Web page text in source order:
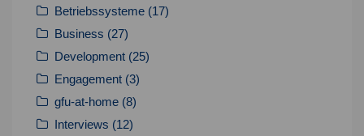
Betriebssysteme (17)
Business (27)
Development (25)
Engagement (3)
gfu-at-home (8)
Interviews (12)